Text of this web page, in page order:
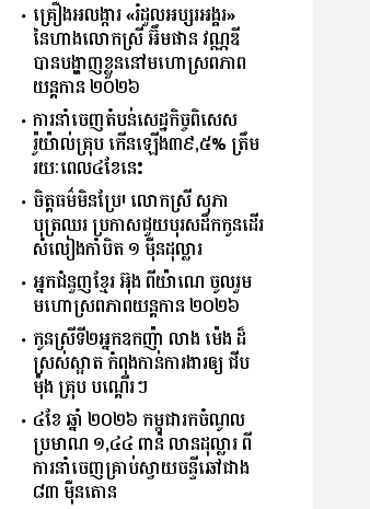
គ្រឿងអលង្ការ «រំដួលអប្សរអង្គរ»
នៃហាងលោកស្រី អ៊ឹមផាន វណ្ណឌី
បានបង្ហាញខ្លួននៅមហោស្រពភាព
យន្តកាន ២០២៦
ការ​នាំ​ចេញ​តំបន់​សេដ្ឋកិច្ច​ពិសេស
រ៉ូយ៉ាល់​គ្រុប ​កើន​ឡើង​៣៩,៥% ​ត្រឹម​
រយៈ​ពេល​៤​ខែ​នេះ​
ចិត្តធម៌មិនប្រែ! លោកស្រី សុភា
បុត្រឈរ ប្រកាសជួយបុរសដឹកកូនដើរ
សំលៀងកាំបិត ១ ម៉ឺនដុល្លារ
អ្នកជំនួញខ្មែរ អ៊ុង ពីយ៉ាណេ ចូលរួម
មហោស្រពភាពយន្តកាន ២០២៦
កូនស្រីទី២អ្នកឧកញ៉ា លាង ម៉េង ដ៏
ស្រស់ស្អាត កំពុងកាន់ការងារឲ្យ ជីប
ម៉ុង គ្រុប បណ្ដើរៗ
៤ខែ ឆ្នាំ ២០២៦ កម្ពុជារកចំណូល
ប្រមាណ ១,៤៤ ពាន់ លានដុល្លារ ពី
ការនាំចេញគ្រាប់ស្វាយចន្ទីឆៅជាង
៨៣ ម៉ឺនតោន